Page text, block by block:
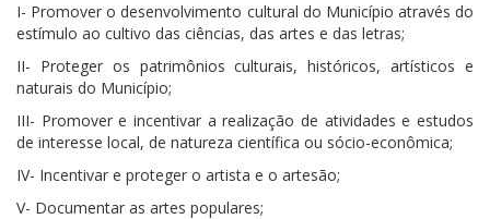
I- Promover o desenvolvimento cultural do Município através do
estímulo ao cultivo das ciências, das artes e das letras;
II- Proteger os patrimônios culturais, históricos, artísticos e
naturais do Município;
III- Promover e incentivar a realização de atividades e estudos
de interesse local, de natureza científica ou sócio-econômica;
IV- Incentivar e proteger o artista e o artesão;
V- Documentar as artes populares;